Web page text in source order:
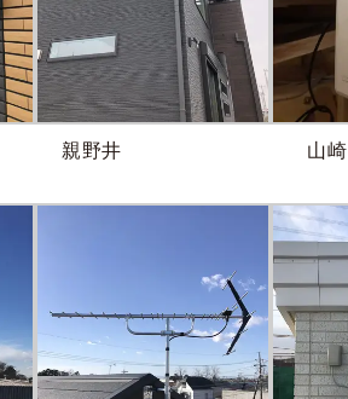
親野井 山崎